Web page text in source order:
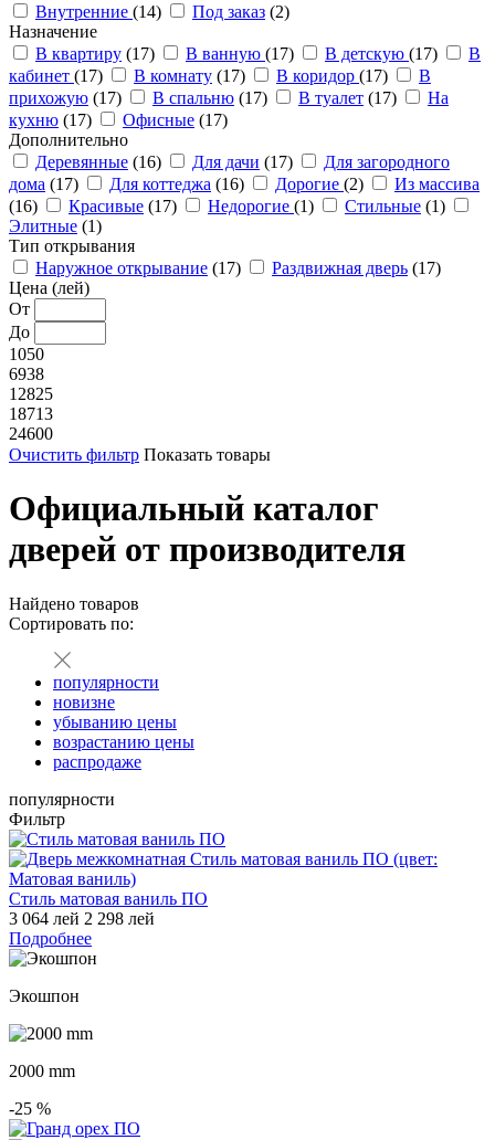
Внутренние (14) Под заказ (2)
Назначение
В квартиру (17) В ванную (17) В детскую (17)
В
кабинет (17) В комнату (17) В коридор (17)
В
прихожую (17) В спальню (17) В туалет (17)
На
кухню (17) Офисные (17)
Дополнительно
Деревянные (16) Для дачи (17)
Для загородного
дома (17) Для коттеджа (16) Дорогие (2)
Из массива
(16)
Красивые (17) Недорогие (1) Стильные (1)
Элитные (1)
Тип открывания
Наружное открывание (17) Раздвижная дверь (17)
Цена (лей)
От
До
1050
6938
12825
18713
24600
Очистить фильтр Показать товары
Официальный каталог
дверей от производителя
Найдено товаров
Сортировать по:
популярности
новизне
убыванию цены
возрастанию цены
распродаже
популярности
Фильтр
Стиль матовая ваниль ПО
3 064 лей 2 298 лей
Подробнее
Экошпон
2000 mm
-25 %